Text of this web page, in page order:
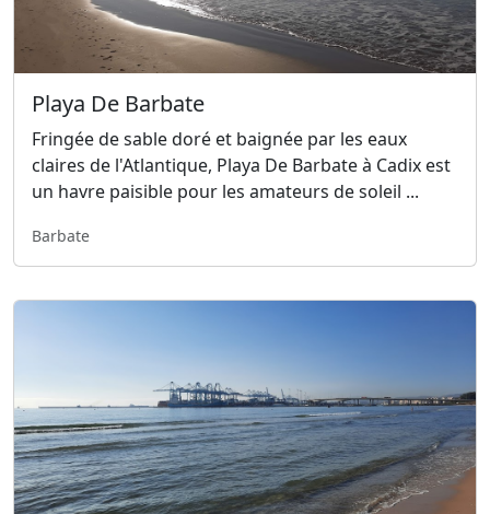
Playa De Barbate
Fringée de sable doré et baignée par les eaux
claires de l'Atlantique, Playa De Barbate à Cadix est
un havre paisible pour les amateurs de soleil ...
Barbate